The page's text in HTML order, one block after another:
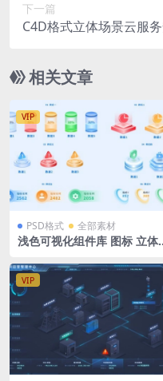
下一篇
C4D格式立体场景云服
相关文章
VIP
PSD格式 全部素材
浅色可视化组件库 图标 立体
VIP